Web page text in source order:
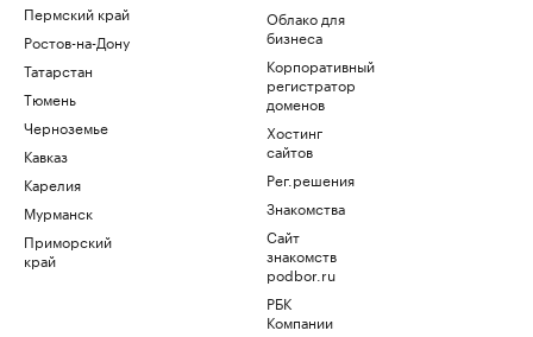
Пермский край
Ростов-на-Дону
Татарстан
Тюмень
Черноземье
Кавказ
Карелия
Мурманск
Приморский
край
Облако для
бизнеса
Корпоративный
регистратор
доменов
Хостинг
сайтов
Рег.решения
Знакомства
Сайт
знакомств
podbor.ru
РБК
Компании